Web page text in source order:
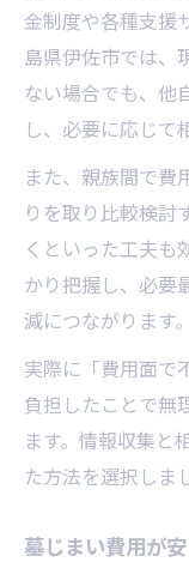
金制度や各種支援
島県伊佐市では、
ない場合でも、他
し、必要に応じて
また、親族間で費
りを取り比較検討
くといった工夫も
かり把握し、必要
減につながります。
実際に「費用面で
負担したことで無
ます。情報収集と
た方法を選択しま
墓じまい費用が